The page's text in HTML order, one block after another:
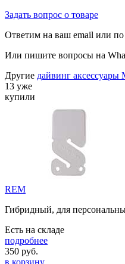
Задать вопрос о товаре
Ответим на ваш email или по
Или пишите вопросы на
Другие дайвинг аксессуары
13 уже
купили
REM
Гибридный, для
Есть на складе
подробнее
350 руб.
в корзину